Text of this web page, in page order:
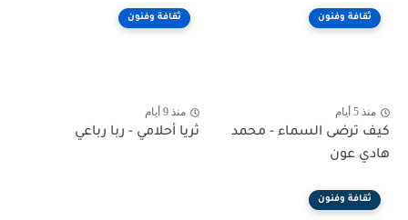
ثقافة وفنون
منذ 5 أيام
كيف ترضى السماء - محمد
هادي عون
ثقافة وفنون
منذ 9 أيام
ثريا أحلامي - ربا رباعي
ثقافة وفنون